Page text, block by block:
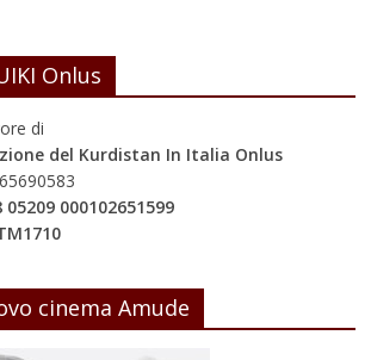
Onlus
di
del Kurdistan In Italia Onlus
05209 000102651599
cinema Amude